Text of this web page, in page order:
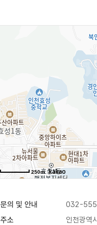
250m
문의 및 안내 032-
주소
인천광역